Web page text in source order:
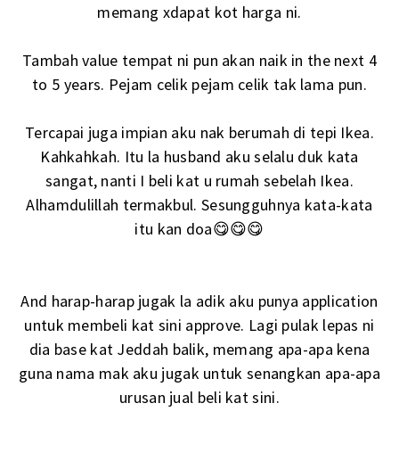
memang xdapat kot harga ni.
Tambah value tempat ni pun akan naik in the next 4
to 5 years. Pejam celik pejam celik tak lama pun.
Tercapai juga impian aku nak berumah di tepi Ikea.
Kahkahkah. Itu la husband aku selalu duk kata
sangat, nanti I beli kat u rumah sebelah Ikea.
Alhamdulillah termakbul. Sesungguhnya kata-kata
itu kan doa😋😋😋
And harap-harap jugak la adik aku punya application
untuk membeli kat sini approve. Lagi pulak lepas ni
dia base kat Jeddah balik, memang apa-apa kena
guna nama mak aku jugak untuk senangkan apa-apa
urusan jual beli kat sini.